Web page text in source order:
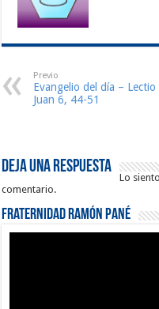
Previo
Evangelio del día – Lectio
Juan 6, 44-51
Deja una respuesta
Lo
comentario.
Fraternidad Ramón Pané